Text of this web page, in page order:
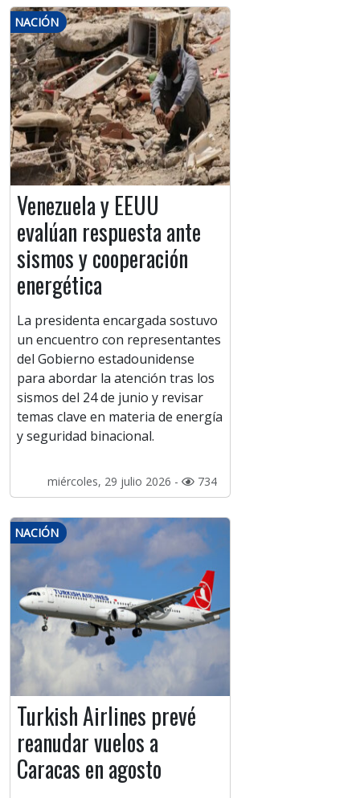
NACIÓN
Venezuela y EEUU
evalúan respuesta ante
sismos y cooperación
energética
La presidenta encargada sostuvo
un encuentro con representantes
del Gobierno estadounidense
para abordar la atención tras los
sismos del 24 de junio y revisar
temas clave en materia de energía
y seguridad binacional.
miércoles, 29 julio 2026 - 734
NACIÓN
Turkish Airlines prevé
reanudar vuelos a
Caracas en agosto